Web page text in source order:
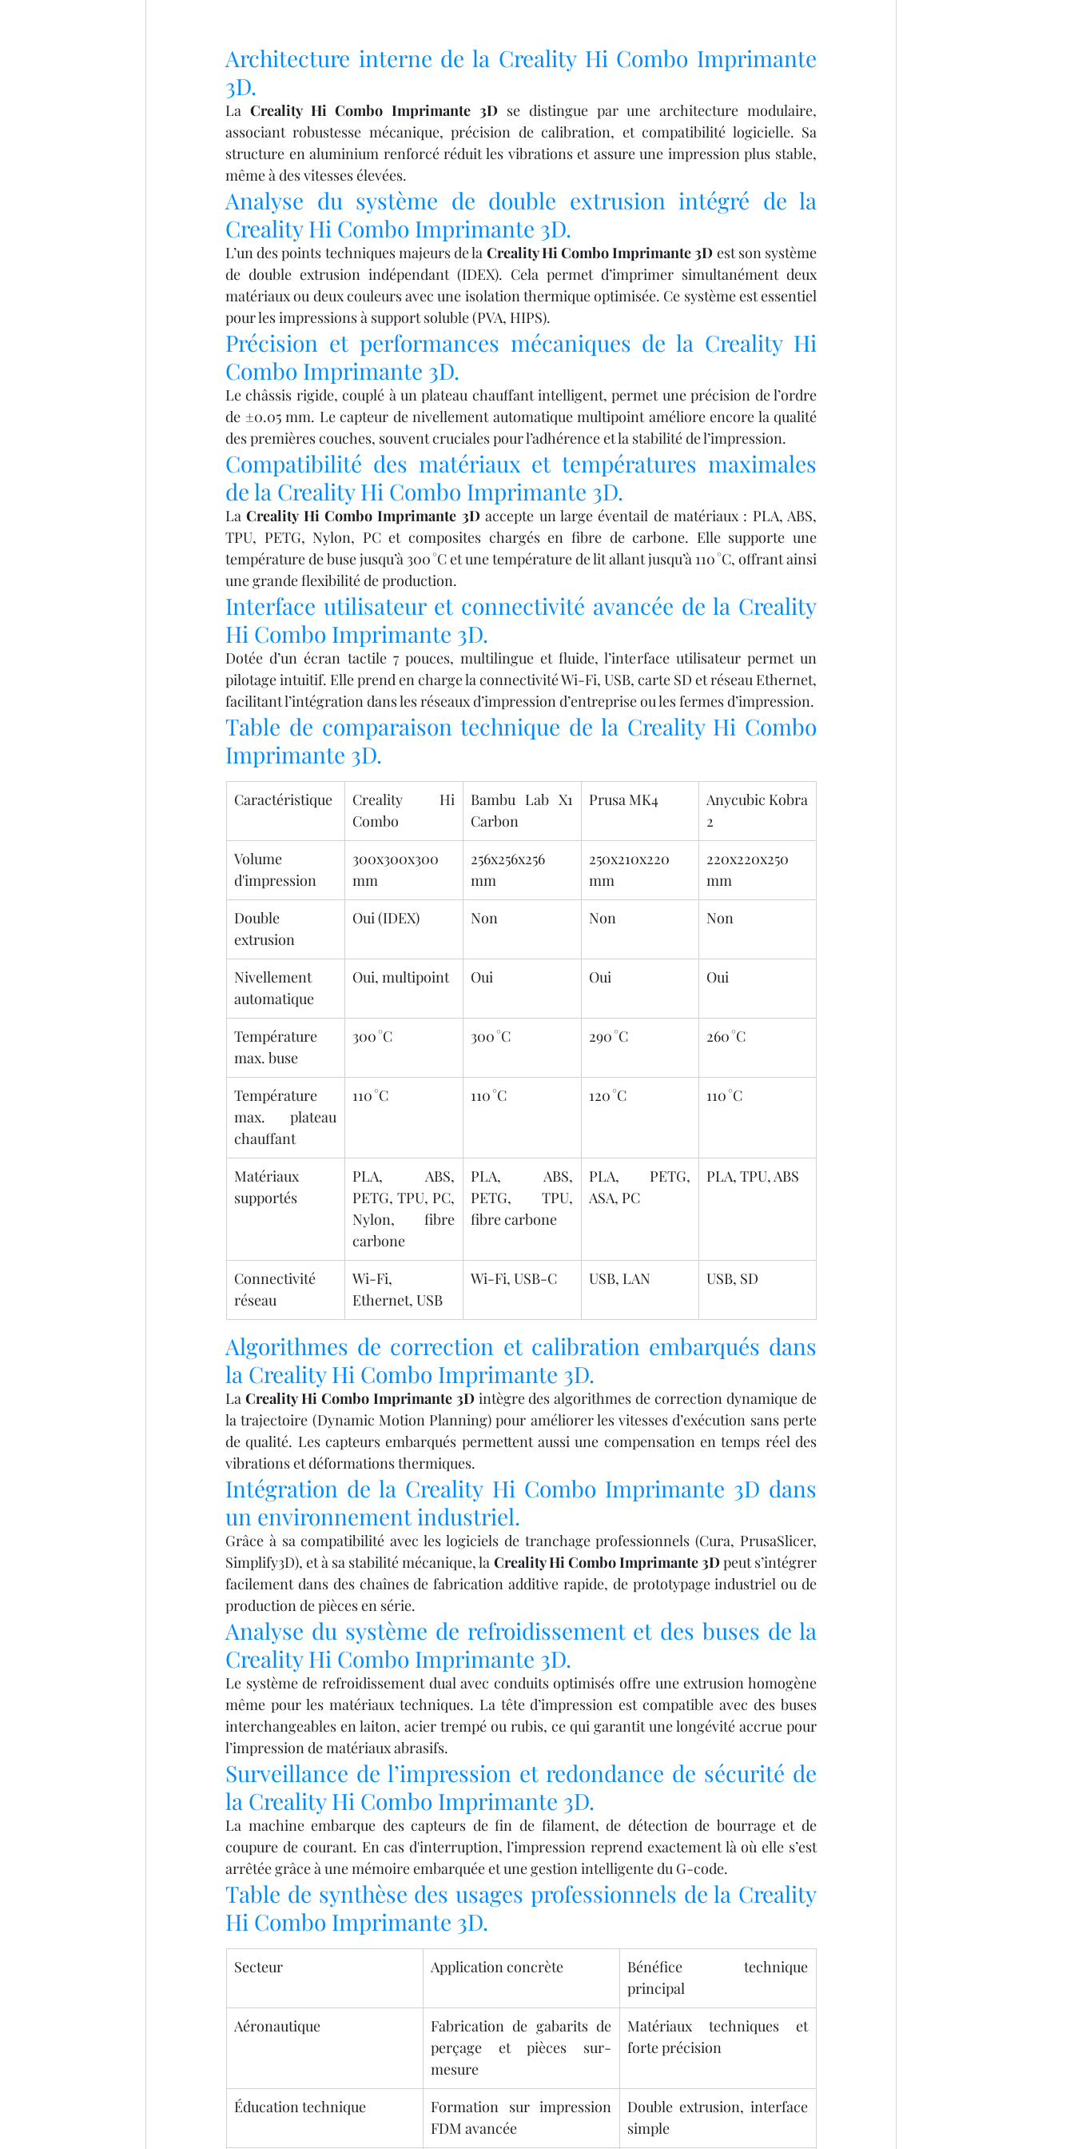
Architecture interne de la Creality Hi Combo Imprimante
3D.
La Creality Hi Combo Imprimante 3D se distingue par une architecture modulaire,
associant robustesse mécanique, précision de calibration, et compatibilité logicielle. Sa
structure en aluminium renforcé réduit les vibrations et assure une impression plus stable,
même à des vitesses élevées.
Analyse du système de double extrusion intégré de la
Creality Hi Combo Imprimante 3D.
L’un des points techniques majeurs de la Creality Hi Combo Imprimante 3D est son système
de double extrusion indépendant (IDEX). Cela permet d’imprimer simultanément deux
matériaux ou deux couleurs avec une isolation thermique optimisée. Ce système est essentiel
pour les impressions à support soluble (PVA, HIPS).
Précision et performances mécaniques de la Creality Hi
Combo Imprimante 3D.
Le châssis rigide, couplé à un plateau chauffant intelligent, permet une précision de l’ordre
de ±0.05 mm. Le capteur de nivellement automatique multipoint améliore encore la qualité
des premières couches, souvent cruciales pour l’adhérence et la stabilité de l’impression.
Compatibilité des matériaux et températures maximales
de la Creality Hi Combo Imprimante 3D.
La Creality Hi Combo Imprimante 3D accepte un large éventail de matériaux : PLA, ABS,
TPU, PETG, Nylon, PC et composites chargés en fibre de carbone. Elle supporte une
température de buse jusqu’à 300 °C et une température de lit allant jusqu’à 110 °C, offrant ainsi
une grande flexibilité de production.
Interface utilisateur et connectivité avancée de la Creality
Hi Combo Imprimante 3D.
Dotée d’un écran tactile 7 pouces, multilingue et fluide, l’interface utilisateur permet un
pilotage intuitif. Elle prend en charge la connectivité Wi-Fi, USB, carte SD et réseau Ethernet,
facilitant l’intégration dans les réseaux d’impression d’entreprise ou les fermes d’impression.
Table de comparaison technique de la Creality Hi Combo
Imprimante 3D.
Caractéristique
Creality Hi
Combo
Bambu Lab X1
Carbon
Prusa MK4
Anycubic Kobra
2
Volume
d'impression
300x300x300
mm
256x256x256
mm
250x210x220
mm
220x220x250
mm
Double
extrusion
Oui (IDEX) Non Non Non
Nivellement
automatique
Oui, multipoint Oui Oui Oui
Température
max. buse
300 °C 300 °C 290 °C 260 °C
Température
max. plateau
chauffant
110 °C 110 °C 120 °C 110 °C
Matériaux
supportés
PLA, ABS,
PETG, TPU, PC,
Nylon, fibre
carbone
PLA, ABS,
PETG, TPU,
fibre carbone
PLA, PETG,
ASA, PC
PLA, TPU, ABS
Connectivité
réseau
Wi-Fi,
Ethernet, USB
Wi-Fi, USB-C USB, LAN USB, SD
Algorithmes de correction et calibration embarqués dans
la Creality Hi Combo Imprimante 3D.
La Creality Hi Combo Imprimante 3D intègre des algorithmes de correction dynamique de
la trajectoire (Dynamic Motion Planning) pour améliorer les vitesses d’exécution sans perte
de qualité. Les capteurs embarqués permettent aussi une compensation en temps réel des
vibrations et déformations thermiques.
Intégration de la Creality Hi Combo Imprimante 3D dans
un environnement industriel.
Grâce à sa compatibilité avec les logiciels de tranchage professionnels (Cura, PrusaSlicer,
Simplify3D), et à sa stabilité mécanique, la Creality Hi Combo Imprimante 3D peut s’intégrer
facilement dans des chaînes de fabrication additive rapide, de prototypage industriel ou de
production de pièces en série.
Analyse du système de refroidissement et des buses de la
Creality Hi Combo Imprimante 3D.
Le système de refroidissement dual avec conduits optimisés offre une extrusion homogène
même pour les matériaux techniques. La tête d’impression est compatible avec des buses
interchangeables en laiton, acier trempé ou rubis, ce qui garantit une longévité accrue pour
l’impression de matériaux abrasifs.
Surveillance de l’impression et redondance de sécurité de
la Creality Hi Combo Imprimante 3D.
La machine embarque des capteurs de fin de filament, de détection de bourrage et de
coupure de courant. En cas d'interruption, l’impression reprend exactement là où elle s’est
arrêtée grâce à une mémoire embarquée et une gestion intelligente du G-code.
Table de synthèse des usages professionnels de la Creality
Hi Combo Imprimante 3D.
Secteur Application concrète
Bénéfice technique
principal
Aéronautique
Fabrication de gabarits de
perçage et pièces sur-
mesure
Matériaux techniques et
forte précision
Éducation technique
Formation sur impression
FDM avancée
Double extrusion, interface
simple